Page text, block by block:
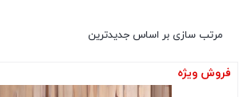
مرتب سازی بر اساس جدیدترین
فروش ویژه